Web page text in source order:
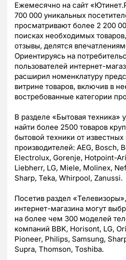
Ежемесячно на сайт
700 000 уникальных
просматривают более 2 200
поисках необходимых
отзывы, делятся
Ориентируясь на
пользователей интернет-
расширил номенклатуру
витрине товаров, включив в
востребованные категории
В разделе «Бытовая
найти более 2500 товаров
бытовой техники от
производителей: AEG, Bosch,
Electrolux, Gorenje, Hotpoint-
Liebherr, LG, Miele, Molinex,
Sharp, Teka, Whirpool, Zanussi.
Посетив раздел
интернет-магазина могут
на более чем 300 моделей
компаний BBK, Horisont, LG,
Pioneer, Philips, Samsung,
Supra, Thomson, Toshiba.